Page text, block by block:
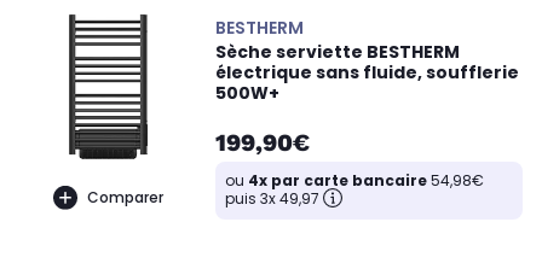
Comparer
BESTHERM
Sèche serviette BESTHERM
électrique sans fluide, soufflerie
500W+
199,90€
ou 4x par carte bancaire54,98€
puis 3x 49,97